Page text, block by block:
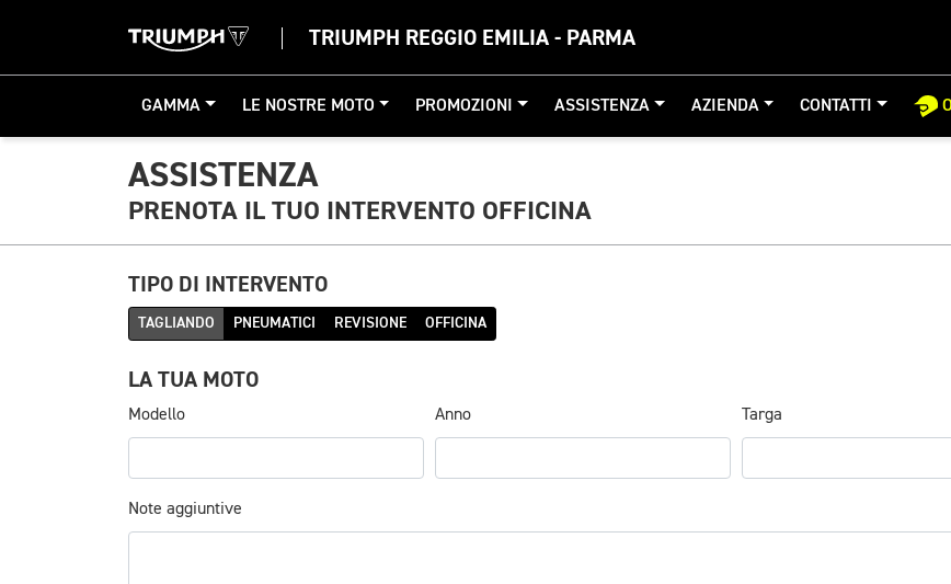
TRIUMPH REGGIO EMILIA - PARMA
GAMMA LE NOSTRE MOTO PROMOZIONI ASSISTENZA AZIENDA CONTATTI
ASSISTENZA
PRENOTA IL TUO INTERVENTO OFFICINA
TIPO DI INTERVENTO
TAGLIANDO PNEUMATICI REVISIONE OFFICINA
LA TUA MOTO
Modello Anno Targa
Note aggiuntive